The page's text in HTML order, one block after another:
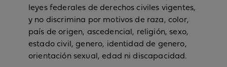
leyes federales de derechos civiles vigentes,
y no discrimina por motivos de raza, color,
país de origen, ascedencial, religión, sexo,
estado civil, genero, identidad de genero,
orientación sexual, edad ni discapacidad.